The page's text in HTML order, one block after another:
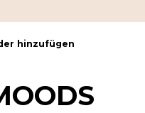
hinzufügen